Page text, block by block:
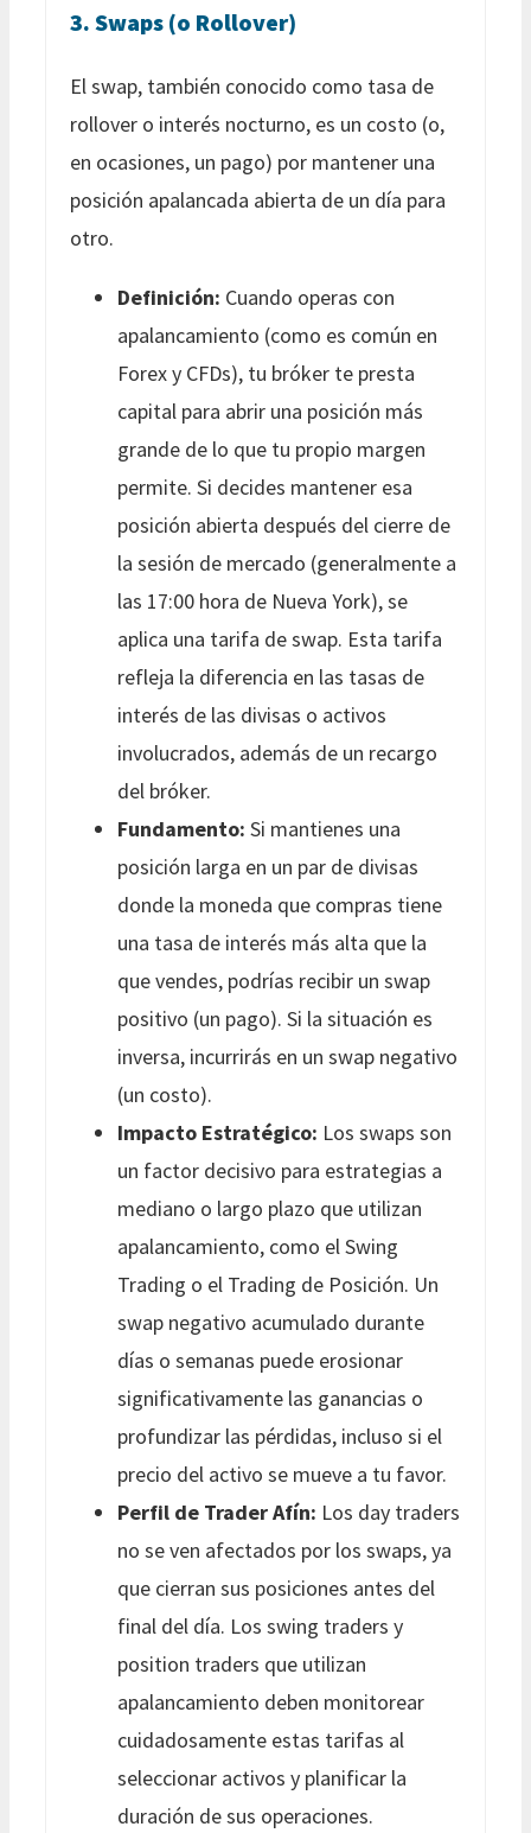
3. Swaps (o Rollover)
El swap, también conocido como tasa de
rollover o interés nocturno, es un costo (o,
en ocasiones, un pago) por mantener una
posición apalancada abierta de un día para
otro.
Definición: Cuando operas con
apalancamiento (como es común en
Forex y CFDs), tu bróker te presta
capital para abrir una posición más
grande de lo que tu propio margen
permite. Si decides mantener esa
posición abierta después del cierre de
la sesión de mercado (generalmente a
las 17:00 hora de Nueva York), se
aplica una tarifa de swap. Esta tarifa
refleja la diferencia en las tasas de
interés de las divisas o activos
involucrados, además de un recargo
del bróker.
Fundamento: Si mantienes una
posición larga en un par de divisas
donde la moneda que compras tiene
una tasa de interés más alta que la
que vendes, podrías recibir un swap
positivo (un pago). Si la situación es
inversa, incurrirás en un swap negativo
(un costo).
Impacto Estratégico: Los swaps son
un factor decisivo para estrategias a
mediano o largo plazo que utilizan
apalancamiento, como el Swing
Trading o el Trading de Posición. Un
swap negativo acumulado durante
días o semanas puede erosionar
significativamente las ganancias o
profundizar las pérdidas, incluso si el
precio del activo se mueve a tu favor.
Perfil de Trader Afín: Los day traders
no se ven afectados por los swaps, ya
que cierran sus posiciones antes del
final del día. Los swing traders y
position traders que utilizan
apalancamiento deben monitorear
cuidadosamente estas tarifas al
seleccionar activos y planificar la
duración de sus operaciones.